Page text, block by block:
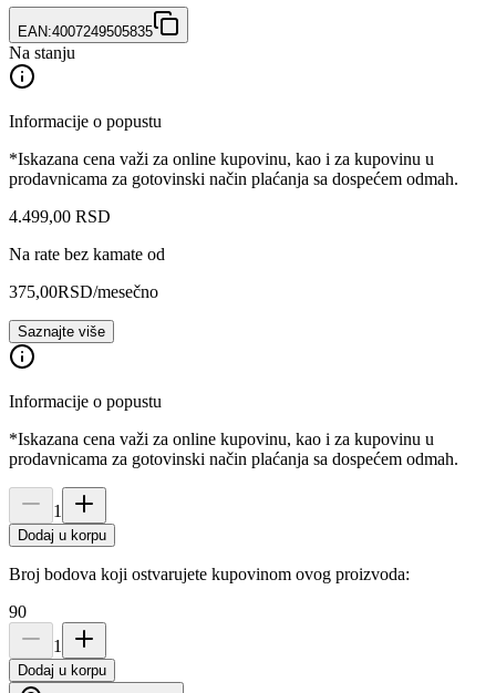
EAN:4007249505835
Na stanju
Informacije o popustu
*Iskazana cena važi za online kupovinu, kao i za kupovinu u
prodavnicama za gotovinski način plaćanja sa dospećem odmah.
4.499,00 RSD
Na rate bez kamate od
375,00RSD/mesečno
Saznajte više
Informacije o popustu
*Iskazana cena važi za online kupovinu, kao i za kupovinu u
prodavnicama za gotovinski način plaćanja sa dospećem odmah.
1
Dodaj u korpu
Broj bodova koji ostvarujete kupovinom ovog proizvoda:
90
1
Dodaj u korpu